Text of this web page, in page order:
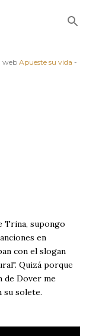
web Apueste su vida -
Trina, supongo
en
con el slogan
Quizá porque
de Dover me
su solete.